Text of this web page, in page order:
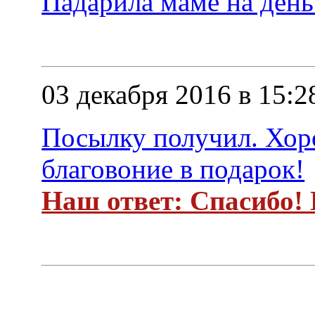
03 декабря 2016 в
Посылку получил.
благовоние в подарок!
Наш ответ: Спасибо!